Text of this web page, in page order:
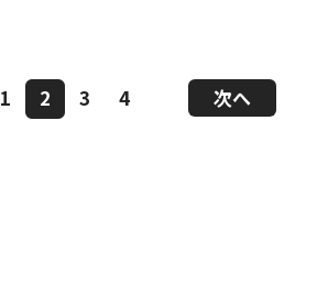
1 2 3 4 次へ